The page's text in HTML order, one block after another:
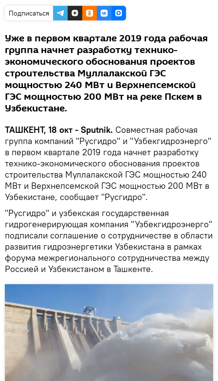
Подписаться
Уже в первом квартале 2019 года рабочая
группа начнет разработку технико-
экономического обоснования проектов
строительства Муллалакской ГЭС
мощностью 240 МВт и Верхнепсемской
ГЭС мощностью 200 МВт на реке Пскем в
Узбекистане.
ТАШКЕНТ, 18 окт - Sputnik. Совместная рабочая
группа компаний "Русгидро" и "Узбекгидроэнерго"
в первом квартале 2019 года начнет разработку
технико-экономического обоснования проектов
строительства Муллалакской ГЭС мощностью 240
МВт и Верхнепсемской ГЭС мощностью 200 МВт в
Узбекистане, сообщает "Русгидро".
"Русгидро" и узбекская государственная
гидрогенерирующая компания "Узбекгидроэнерго"
подписали соглашение о сотрудничестве в области
развития гидроэнергетики Узбекистана в рамках
форума межрегионального сотрудничества между
Россией и Узбекистаном в Ташкенте.